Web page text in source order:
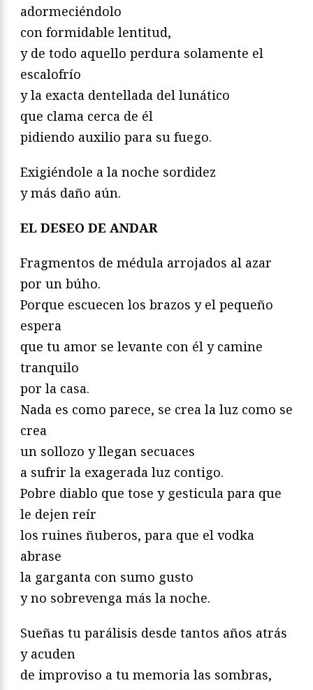
adormeciéndolo
con formidable lentitud,
y de todo aquello perdura solamente el
escalofrío
y la exacta dentellada del lunático
que clama cerca de él
pidiendo auxilio para su fuego.
Exigiéndole a la noche sordidez
y más daño aún.
EL DESEO DE ANDAR
Fragmentos de médula arrojados al azar
por un búho.
Porque escuecen los brazos y el pequeño
espera
que tu amor se levante con él y camine
tranquilo
por la casa.
Nada es como parece, se crea la luz como se
crea
un sollozo y llegan secuaces
a sufrir la exagerada luz contigo.
Pobre diablo que tose y gesticula para que
le dejen reír
los ruines ñuberos, para que el vodka
abrase
la garganta con sumo gusto
y no sobrevenga más la noche.
Sueñas tu parálisis desde tantos años atrás
y acuden
de improviso a tu memoria las sombras,